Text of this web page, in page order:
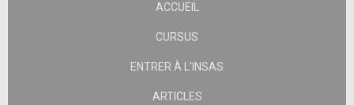
ACCUEIL
CURSUS
ENTRER À L’INSAS
ARTICLES